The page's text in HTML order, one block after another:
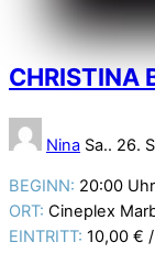
CHRISTINA
Nina Sa.. 26.
BEGINN: 20:00 Uhr
ORT: Cineplex
EINTRITT: 10,00 €